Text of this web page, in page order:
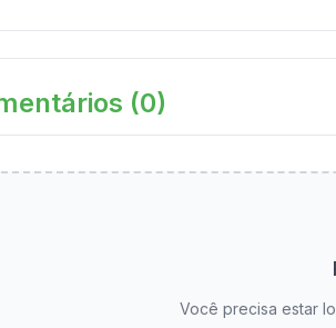
(0)
Você precisa estar